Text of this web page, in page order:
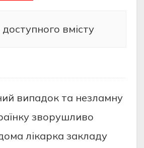
вмісту
випадок та незламну
зворушливо
лікарка закладу